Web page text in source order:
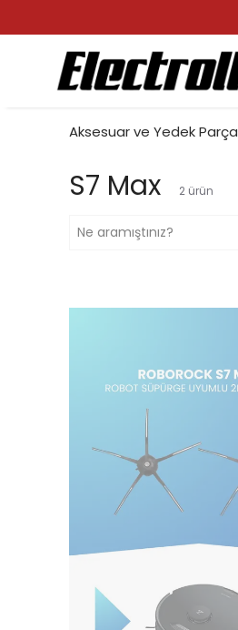
Aksesuar ve Yedek Parça
S7 Max 2 ürün